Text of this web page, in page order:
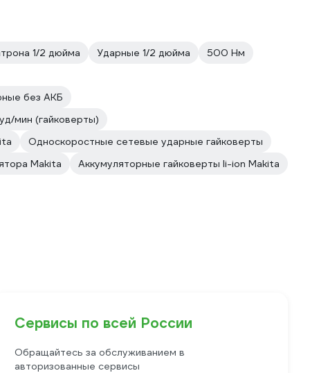
1/2 дюйма Ударные 1/2 дюйма
500 Нм
без АКБ
мин (гайковерты)
Односкоростные сетевые ударные гайковерты
Makita
Аккумуляторные гайковерты li-ion Makita
Сервисы по всей России
Обращайтесь за обслуживанием в
авторизованные сервисы